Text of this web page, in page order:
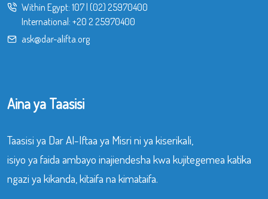
Within Egypt: 107| (02) 25970400
International: +20 2 25970400
ask@dar-alifta.org
Aina ya Taasisi
Taasisi ya Dar Al-Iftaa ya Misri ni ya kiserikali,
isiyo ya faida ambayo inajiendesha kwa kujitegemea katika
ngazi ya kikanda, kitaifa na kimataifa.